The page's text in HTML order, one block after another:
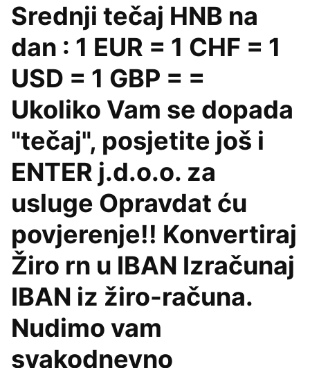
Srednji tečaj HNB na
dan : 1 EUR = 1 CHF = 1
USD = 1 GBP = =
Ukoliko Vam se dopada
"tečaj", posjetite još i
ENTER j.d.o.o. za
usluge Opravdat ću
povjerenje!! Konvertiraj
Žiro rn u IBAN Izračunaj
IBAN iz žiro-računa.
Nudimo vam
svakodnevno